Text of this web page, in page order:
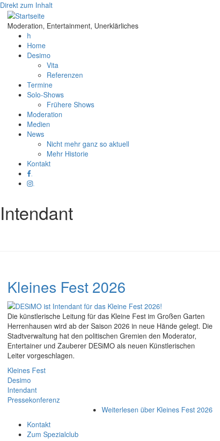
Direkt zum Inhalt
Moderation, Entertainment, Unerklärliches
h
Home
Desimo
Vita
Referenzen
Termine
Solo-Shows
Frühere Shows
Moderation
Medien
News
Nicht mehr ganz so aktuell
Mehr Historie
Kontakt
Intendant
Kleines Fest 2026
Die künstlerische Leitung für das Kleine Fest im Großen Garten
Herrenhausen wird ab der Saison 2026 in neue Hände gelegt. Die
Stadtverwaltung hat den politischen Gremien den Moderator,
Entertainer und Zauberer DESiMO als neuen Künstlerischen
Leiter vorgeschlagen.
Kleines Fest
Desimo
Intendant
Pressekonferenz
Weiterlesen über Kleines Fest 2026
Kontakt
Zum Spezialclub